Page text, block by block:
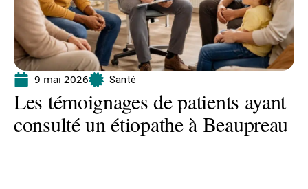
9 mai 2026 Santé
Les témoignages de patients ayant
consulté un étiopathe à Beaupreau